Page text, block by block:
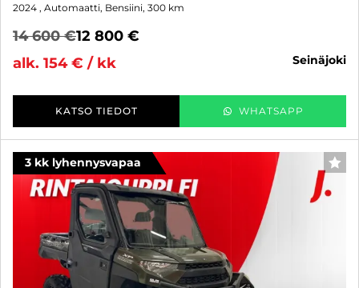
2024 , Automaatti, Bensiini, 300 km
14 600 €12 800 €
alk. 154 € / kk
seinäjoki
KATSO TIEDOT WHATSAPP
3 kk lyhennysvapaa